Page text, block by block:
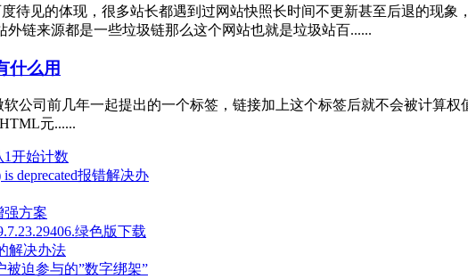
待见的体现，很多站长都遇到过网站快照长时间不更新甚至后退的现
外链来源都是一些垃圾链那么这个网站也就是垃圾站百......
什么用
软公司前几年一起提出的一个标签，链接加上这个标签后就不会被计算
元......
1开始计数
is deprecated报错解决办
强方案
绿色版下载
解决办法
迫参与的”数字绑架”